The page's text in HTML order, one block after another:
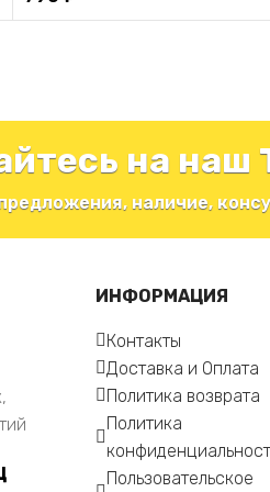
на наш
наличие,
ИНФОРМАЦИЯ
Контакты
Доставка и Оплата
Политика возврата
Политика
Пользовательское